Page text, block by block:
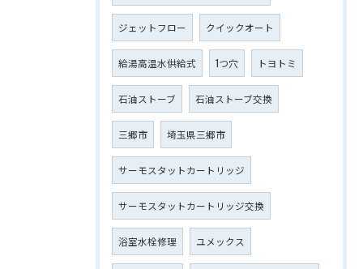
ジェットフロー クイックオート
給湯高温水供給式 1つ穴 トヨトミ
石油ストーブ 石油ストーブ交換
三郷市 埼玉県三郷市
サーモスタットカートリッジ
サーモスタットカートリッジ交換
浴室水栓修理 ユメックス